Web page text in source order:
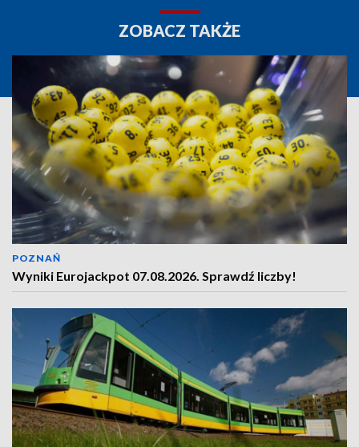
ZOBACZ TAKŻE
POZNAŃ
Wyniki Eurojackpot 07.08.2026. Sprawdź liczby!